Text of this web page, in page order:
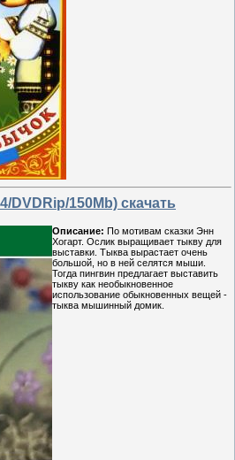
DVDRip/150Mb) скачать
Описание: По мотивам сказки Энн
Хогарт. Ослик выращивает тыкву для
выставки. Тыква вырастает очень
большой, но в ней селятся мыши.
Тогда пингвин предлагает выставить
тыкву как необыкновенное
использование обыкновенных вещей -
тыква мышинный домик.